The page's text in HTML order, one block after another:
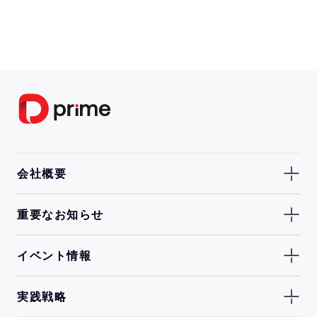
会社概要
重要なお知らせ
イベント情報
実践戦略